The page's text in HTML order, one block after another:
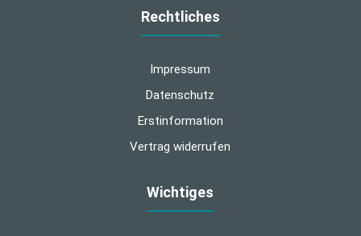
Rechtliches
Impressum
Datenschutz
Erstinformation
Vertrag widerrufen
Wichtiges